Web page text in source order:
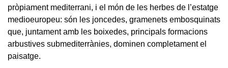
pròpiament mediterrani, i el món de les herbes de l’estatge
medioeuropeu: són les joncedes, gramenets embosquinats
que, juntament amb les boixedes, principals formacions
arbustives submediterrànies, dominen completament el
paisatge.